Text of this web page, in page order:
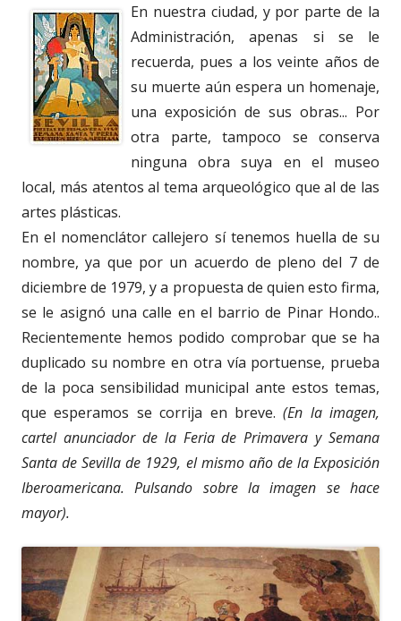
En nuestra ciudad, y por parte de la
Administración, apenas si se le
recuerda, pues a los veinte años de
su muerte aún espera un homenaje,
una exposición de sus obras... Por
otra parte, tampoco se conserva
ninguna obra suya en el museo
local, más atentos al tema arqueológico que al de las
artes plásticas.
En el nomenclátor callejero sí tenemos huella de su
nombre, ya que por un acuerdo de pleno del 7 de
diciembre de 1979, y a propuesta de quien esto firma,
se le asignó una calle en el barrio de Pinar Hondo..
Recientemente hemos podido comprobar que se ha
duplicado su nombre en otra vía portuense, prueba
de la poca sensibilidad municipal ante estos temas,
que esperamos se corrija en breve.(En la imagen,
cartel anunciador de la Feria de Primavera y Semana
Santa de Sevilla de 1929, el mismo año de la Exposición
Iberoamericana. Pulsando sobre la imagen se hace
mayor).